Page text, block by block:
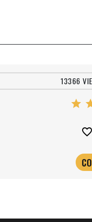
13366
star
favorite_border